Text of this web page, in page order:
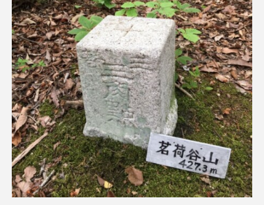
イギリス製作 イタリア イタリア映画
イベント イラク インタビュー
インド映画 イ・レ ウィキッド
ウィキッド 永遠の約束
ウィリアム・シェイクスピア
ウインド・アンサンブル・コスモス
ウインド･アンサンブル･コスモス